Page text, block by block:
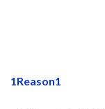
1Reason1